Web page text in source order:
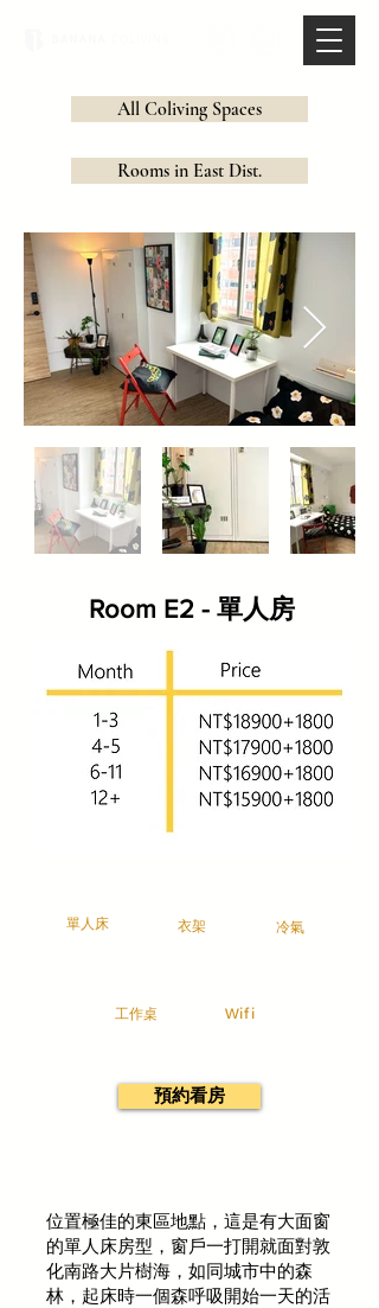
All Coliving Spaces
Rooms in East Dist.
Room E2 - 單人房
​單人床 衣架
工作桌 Wifi
冷氣
預約看房
位置極佳的東區地點，這是有大面窗
的單人床房型，窗戶一打開就面對敦
化南路大片樹海，如同城市中的森
林，起床時一個森呼吸開始一天的活